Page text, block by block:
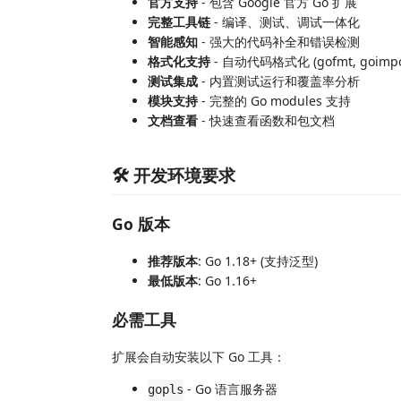
完整工具链 - 编译、测试、调试一体化
智能感知 - 强大的代码补全和错误检测
格式化支持- 自动代码格式化 (gofmt,
测试集成 - 内置测试运行和覆盖率分析
模块支持- 完整的 Go modules 支持
文档查看 - 快速查看函数和包文档
🛠️ 开发环境要求
Go 版本
推荐版本: Go 1.18+ (支持泛型)
最低版本: Go 1.16+
必需工具
扩展会自动安装以下 Go 工具：
gopls - Go 语言服务器